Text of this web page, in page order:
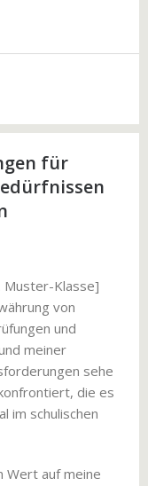
für
Muster-Klasse]
von
und
meiner
sehe
die es
im schulischen
Wert auf meine